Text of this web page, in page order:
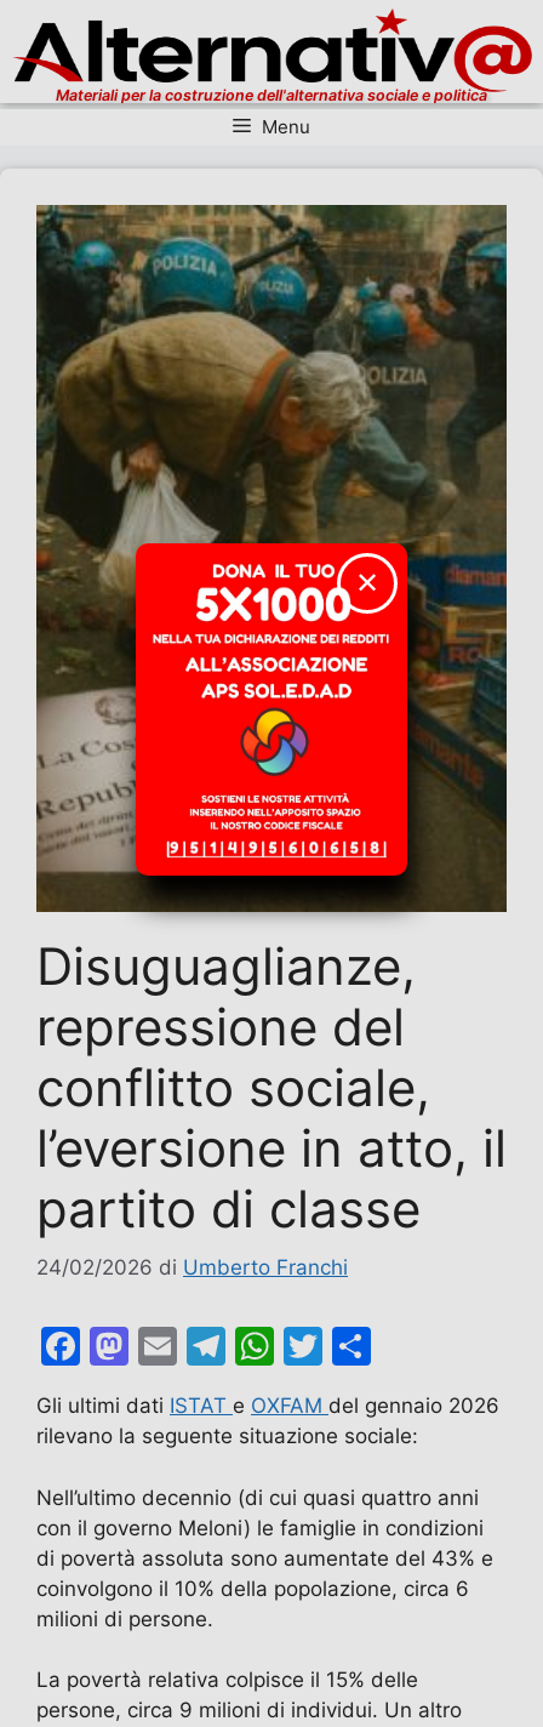
Materiali per la costruzione dell'alternativa sociale e politica
Menu
Disuguaglianze,
repressione del
conflitto sociale,
l’eversione in atto, il
partito di classe
24/02/2026 di Umberto Franchi
F
a
c
b
o
o
k
M
a
st
d
o
n
E
m
ai
T
el
e
a
m
W
h
at
A
p
p
T
w
itt n
vi
di
Gli ultimi dati ISTAT e OXFAM del gennaio 2026
rilevano la seguente situazione sociale:
Nell’ultimo decennio (di cui quasi quattro anni
con il governo Meloni) le famiglie in condizioni
di povertà assoluta sono aumentate del 43% e
coinvolgono il 10% della popolazione, circa 6
milioni di persone.
La povertà relativa colpisce il 15% delle
persone, circa 9 milioni di individui. Un altro
✕